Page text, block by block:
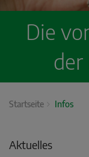
Die
Startseite Infos
Aktuelles